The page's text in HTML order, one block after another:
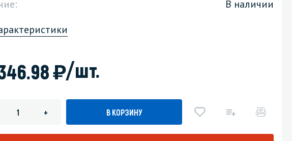
В наличии
)/шт.
+ В КОРЗИНУ